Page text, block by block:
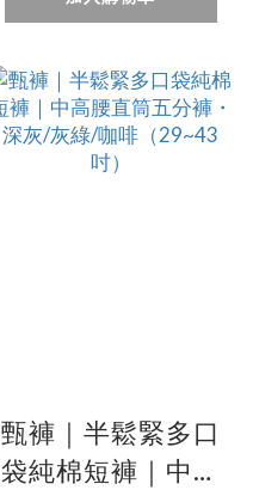
甄褲｜半鬆緊多口
袋純棉短褲｜中高